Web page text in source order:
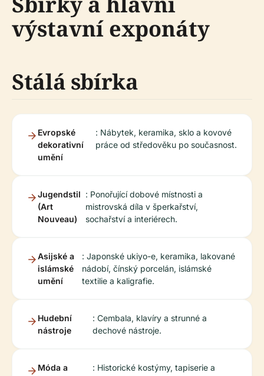
výstavní exponáty
Stálá sbírka
Evropské
dekorativní
umění
: Nábytek, keramika, sklo a kovové
práce od středověku po současnost.
Jugendstil
(Art
Nouveau)
: Ponořující dobové místnosti a
mistrovská díla v šperkařství,
sochařství a interiérech.
Asijské a
islámské
umění
: Japonské ukiyo-e, keramika, lakované
nádobí, čínský porcelán, islámské
textilie a kaligrafie.
Hudební
nástroje
: Cembala, klavíry a strunné a
dechové nástroje.
Móda a
: Historické kostýmy, tapiserie a